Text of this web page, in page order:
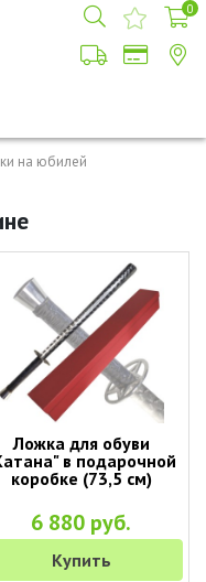
0
на юбилей
Ложка для обуви
в подарочной
коробке (73,5 см)
6 880 руб.
Купить